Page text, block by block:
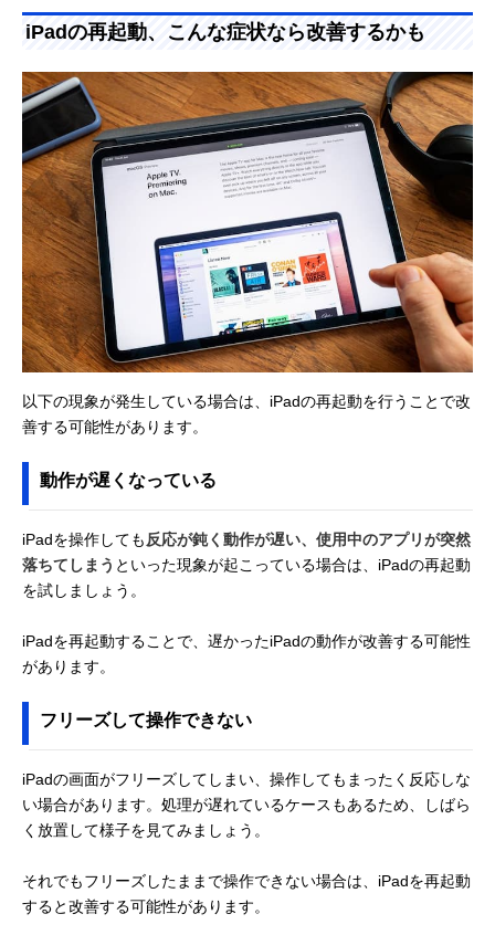
iPadの再起動、こんな症状なら改善するかも
以下の現象が発生している場合は、iPadの再起動を行うことで改
善する可能性があります。
動作が遅くなっている
iPadを操作しても反応が鈍く動作が遅い、使用中のアプリが突然
落ちてしまう といった現象が起こっている場合は、iPadの再起動
を試しましょう。
iPadを再起動することで、遅かったiPadの動作が改善する可能性
があります。
フリーズして操作できない
iPadの画面がフリーズしてしまい、操作してもまったく反応しな
い場合があります。処理が遅れているケースもあるため、しばら
く放置して様子を見てみましょう。
それでもフリーズしたままで操作できない場合は、iPadを再起動
すると改善する可能性があります。